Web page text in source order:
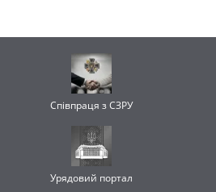
Співпраця з СЗРУ
Урядовий портал